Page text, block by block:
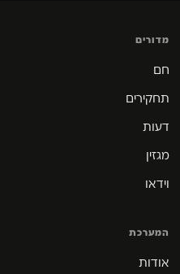
מדורים
חם
תחקירים
דעות
מגזין
וידאו
המערכת
אודות